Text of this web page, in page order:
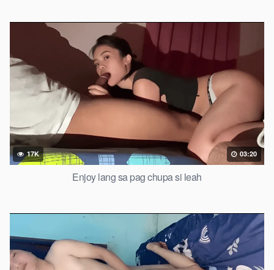
17K 03:20
Enjoy lang sa pag chupa si leah